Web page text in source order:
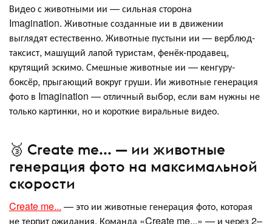
Видео с животными ии — сильная сторона
Imagination. Животные созданные ии в движении
выглядят естественно. Животные пустыни ии — верблюд-
таксист, машущий лапой туристам, фенёк-продавец,
крутящий эскимо. Смешные животные ии — кенгуру-
боксёр, прыгающий вокруг груши. Ии животные генерация
фото в Imagination — отличный выбор, если вам нужны не
только картинки, но и короткие виральные видео.
🥉 Create me... — ии животные
генерация фото на максимальной
скорости
Create me... — это ии животные генерация фото, которая
не терпит ожидания. Команда «Create me...» — и через 2–